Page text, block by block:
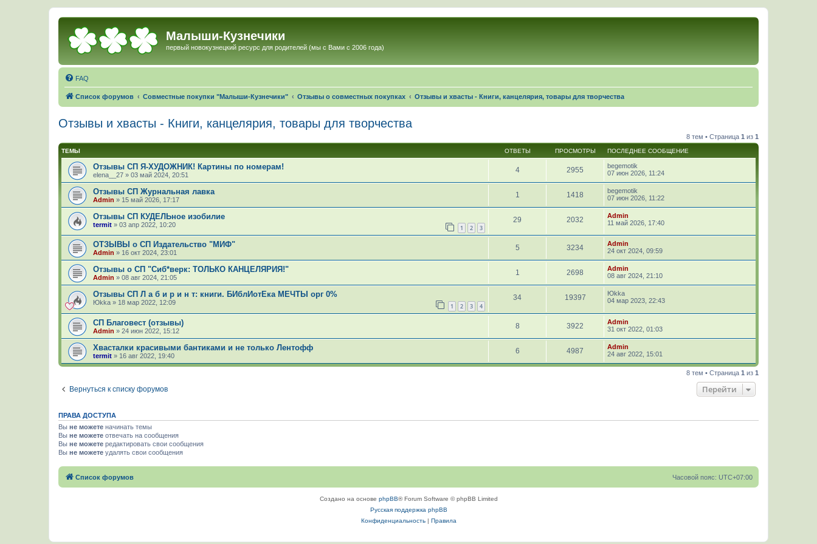
Малыши-Кузнечики
первый новокузнецкий ресурс для родителей (мы с Вами с 2006 года)
FAQ
Список форумов Совместные покупки "Малыши-Кузнечики" Отзывы о совместных покупках Отзывы и хвасты - Книги, канцелярия, товары для творчества
Отзывы и хвасты - Книги, канцелярия, товары для творчества
8 тем • Страница 1 из 1
ТЕМЫ ОТВЕТЫ ПРОСМОТРЫ ПОСЛЕДНЕЕ СООБЩЕНИЕ
Отзывы СП Я-ХУДОЖНИК! Картины по номерам!
elena__27 » 03 май 2024, 20:51
4 2955
begemotik
07 июн 2026, 11:24
Отзывы СП Журнальная лавка
Admin » 15 май 2026, 17:17
1 1418
begemotik
07 июн 2026, 11:22
Отзывы СП КУДЕЛЬное изобилие
termit » 03 апр 2022, 10:20 1 2 3
29 2032
Admin
11 май 2026, 17:40
ОТЗЫВЫ о СП Издательство "МИФ"
Admin » 16 окт 2024, 23:01
5 3234
Admin
24 окт 2024, 09:59
Отзывы о СП "Сиб*верк: ТОЛЬКО КАНЦЕЛЯРИЯ!"
Admin » 08 авг 2024, 21:05
1 2698
Admin
08 авг 2024, 21:10
Отзывы СП Л а б и р и н т: книги. БИблИотЕка МЕЧТЫ орг 0%
Юkka » 18 мар 2022, 12:09 1 2 3 4
34 19397
Юkka
04 мар 2023, 22:43
СП Благовест (отзывы)
Admin » 24 июн 2022, 15:12
8 3922
Admin
31 окт 2022, 01:03
Хвасталки красивыми бантиками и не только Лентофф
termit » 16 авг 2022, 19:40
6 4987
Admin
24 авг 2022, 15:01
8 тем • Страница 1 из 1
Вернуться к списку форумов Перейти
ПРАВА ДОСТУПА
Вы не можете начинать темы
Вы не можете отвечать на сообщения
Вы не можете редактировать свои сообщения
Вы не можете удалять свои сообщения
Список форумов Часовой пояс: UTC+07:00
Создано на основе phpBB® Forum Software © phpBB Limited
Русская поддержка phpBB
Конфиденциальность| Правила